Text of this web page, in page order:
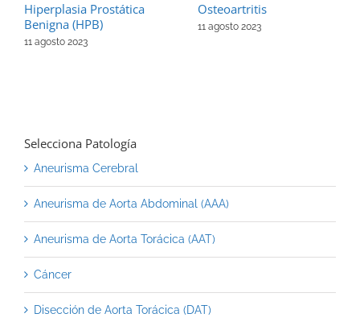
Hiperplasia Prostática
Benigna (HPB)
11 agosto 2023
Osteoartritis
11 agosto 2023
Selecciona Patología
Aneurisma Cerebral
Aneurisma de Aorta Abdominal (AAA)
Aneurisma de Aorta Torácica (AAT)
Cáncer
Disección de Aorta Torácica (DAT)